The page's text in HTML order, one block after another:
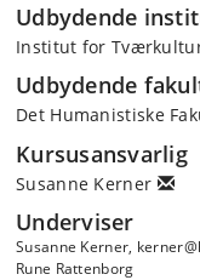
Udbydende
Institut for
Udbydende
Det Humanistiske
Kursusansvarlig
Susanne Kerner
Underviser
Susanne Kerner,
Rune Rattenborg